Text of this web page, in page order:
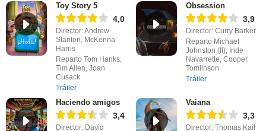
Toy Story 5
4,0
Director: Andrew
Stanton, McKenna
Harris
Reparto Tom Hanks,
Tim Allen, Joan
Cusack
Tráiler
Obsession
3,9
Director: Curry Barker
Reparto Michael
Johnston (II), Inde
Navarrette, Cooper
Tomlinson
Tráiler
Haciendo amigos
3,4
Director: David
Vaiana
3,3
Director: Thomas Kail